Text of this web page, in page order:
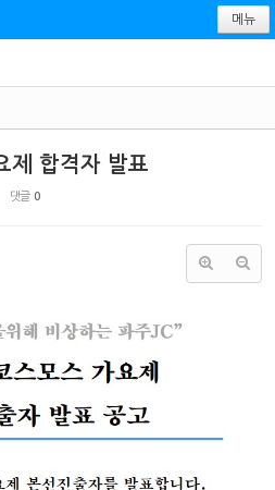
메뉴
제 합격자 발표
댓글 0